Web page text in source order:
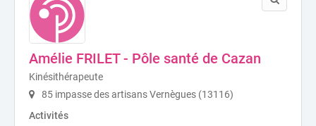
Amélie FRILET - Pôle santé de Cazan
Kinésithérapeute
85 impasse des artisans Vernègues (13116)
Activités